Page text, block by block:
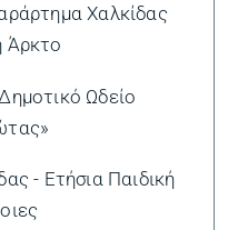
Χαλκίδας
Άρκτο
Ωδείο
- Ετήσια Παιδική